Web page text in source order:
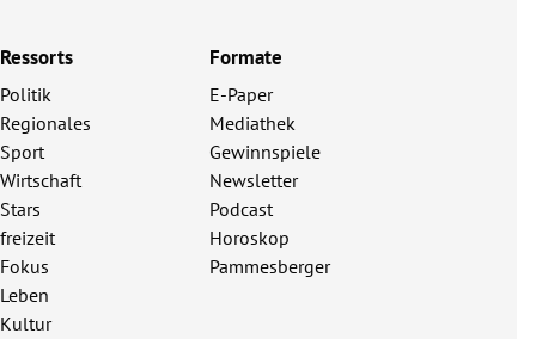
Ressorts
Politik
Regionales
Sport
Wirtschaft
Stars
freizeit
Fokus
Leben
Kultur
Formate
E-Paper
Mediathek
Gewinnspiele
Newsletter
Podcast
Horoskop
Pammesberger